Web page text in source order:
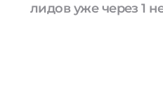
лидов уже через 1